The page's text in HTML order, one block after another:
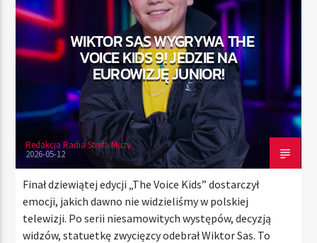
TERAZ
RADIO STREFA MUZY
00:00 24:00
Radio Strefa Muzy
WIKTOR SAS WYGRYWA THE
VOICE KIDS 9! JEDZIE NA
EUROWIZJĘ JUNIOR!
Redakcja Radia Strefa Muzy
2026-05-12
Finał dziewiątej edycji „The Voice Kids” dostarczył
emocji, jakich dawno nie widzieliśmy w polskiej
telewizji. Po serii niesamowitych występów, decyzją
widzów, statuetkę zwycięzcy odebrał Wiktor Sas. To